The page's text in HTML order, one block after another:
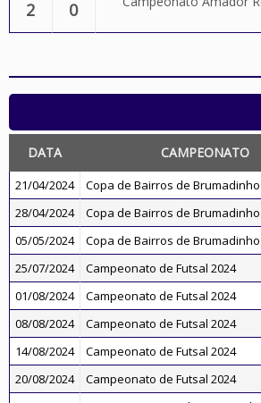
2 0
DATA CAMPEONATO
21/04/2024
Copa de Bairros de Brumadinho
28/04/2024
Copa de Bairros de Brumadinho
05/05/2024
Copa de Bairros de Brumadinho
25/07/2024
Campeonato de Futsal 2024
01/08/2024
Campeonato de Futsal 2024
08/08/2024
Campeonato de Futsal 2024
14/08/2024
Campeonato de Futsal 2024
20/08/2024
Campeonato de Futsal 2024